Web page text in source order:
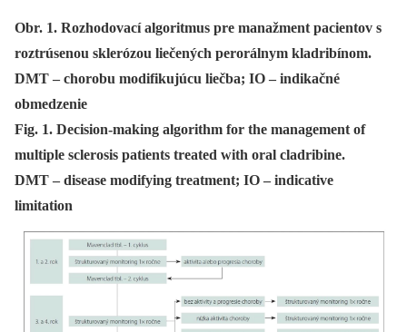
Obr. 1. Rozhodovací algoritmus pre manažment pacientov s
roztrúsenou sklerózou liečených perorálnym kladribínom.
DMT – chorobu modifikujúcu liečba; IO – indikačné
obmedzenie
Fig. 1. Decision-making algorithm for the management of
multiple sclerosis patients treated with oral cladribine.
DMT – disease modifying treatment; IO – indicative
limitation